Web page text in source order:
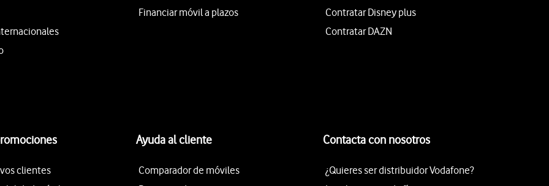
Financiar móvil a plazos
Contratar Disney plus
Contratar DAZN
clientes
Ayuda al cliente
Comparador de móviles
Contacta con nosotros
¿Quieres ser distribuidor Vodafone?